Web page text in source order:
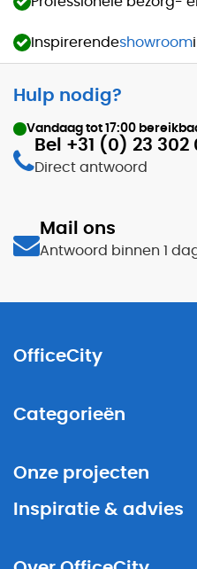
Inspirerendeshowroom
Hulp nodig?
Vandaag tot 17:00
Bel +31 (0) 23 302
Direct antwoord
Mail ons
Antwoord binnen 1
OfficeCity
Categorieën
Onze projecten
Inspiratie & advies